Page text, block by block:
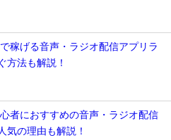
稼げる音声・ラジオ配信アプリラ
方法も解説！
心者におすすめの音声・ラジオ配信
気の理由も解説！